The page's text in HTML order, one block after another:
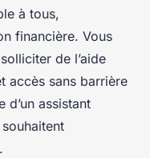
à tous,
financière. Vous
de l’aide
accès sans barrière
d’un assistant